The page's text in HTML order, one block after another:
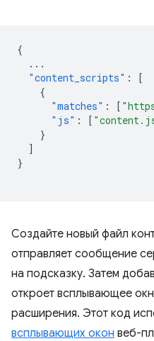
{
...
"content_scripts" :
[
{
"matches" : [
"js" : [
}
]
}
Создайте новый файл
отправляет сообщение
на подсказку. Затем
откроет всплывающее
расширения. Этот код
всплывающих окон веб-